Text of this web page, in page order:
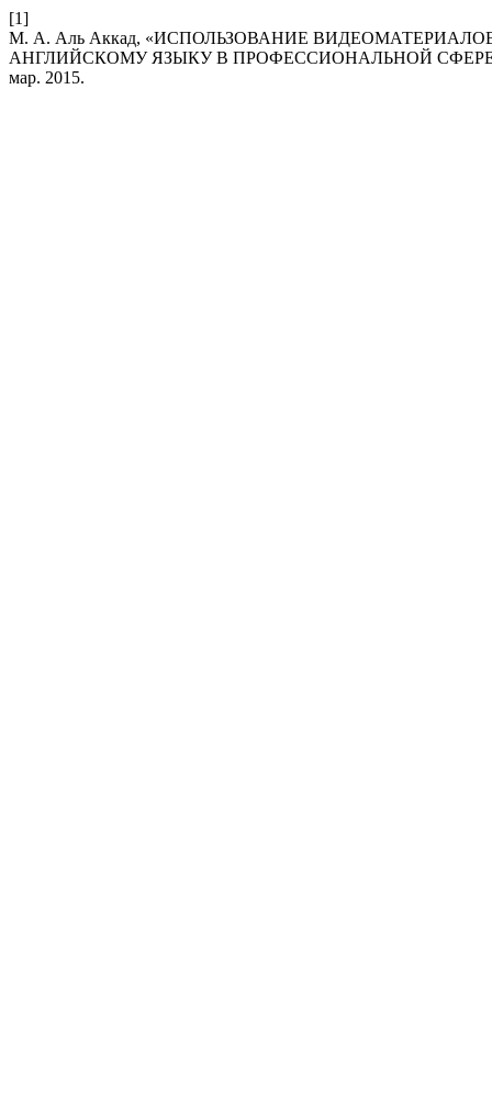
[1]
М. А. Аль Аккад, «ИСПОЛЬЗОВАНИЕ
АНГЛИЙСКОМУ ЯЗЫКУ В ПРОФЕССИОНАЛЬНОЙ
мар. 2015.